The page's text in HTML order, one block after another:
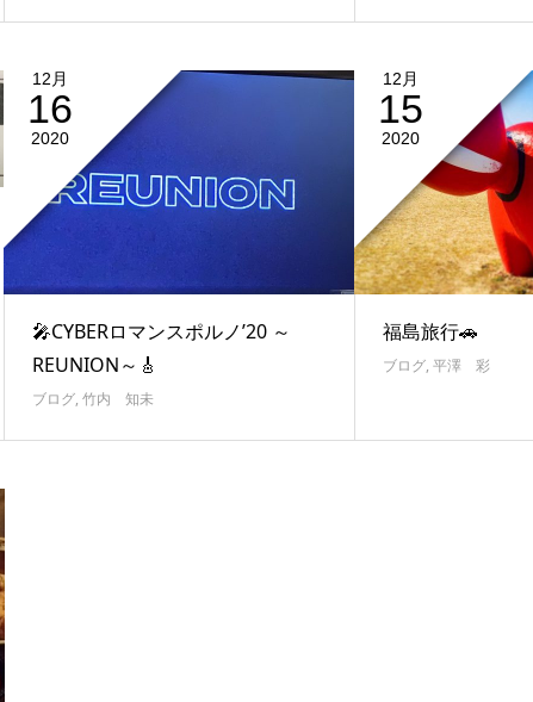
12月
16
2020
🎤CYBERロマンスポルノ’20 ～
REUNION～🎸
ブログ, 竹内 知未
12月
15
2020
福島旅行🚗
ブログ, 平澤 彩